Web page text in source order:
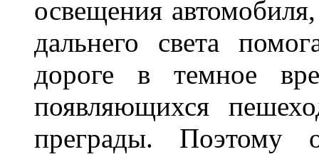
освещения
дальнего света
дороге в темное
появляющихся
преграды. Поэтому